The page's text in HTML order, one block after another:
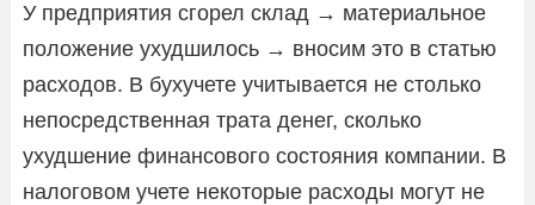
У предприятия сгорел склад → материальное
положение ухудшилось → вносим это в статью
расходов. В бухучете учитывается не столько
непосредственная трата денег, сколько
ухудшение финансового состояния компании. В
налоговом учете некоторые расходы могут не